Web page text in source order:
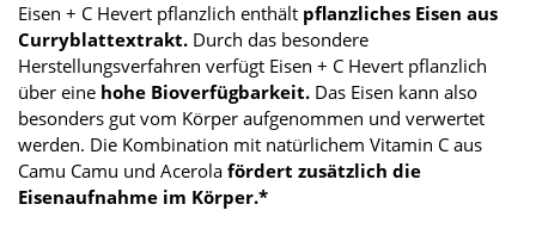
Eisen + C Hevert pflanzlich enthält pflanzliches Eisen aus
Curryblattextrakt. Durch das besondere
Herstellungsverfahren verfügt Eisen + C Hevert pflanzlich
über eine hohe Bioverfügbarkeit. Das Eisen kann also
besonders gut vom Körper aufgenommen und verwertet
werden. Die Kombination mit natürlichem Vitamin C aus
Camu Camu und Acerola fördert zusätzlich die
Eisenaufnahme im Körper.*